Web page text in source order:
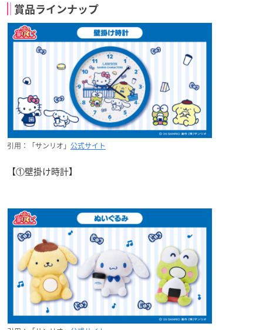
賞品ラインナップ
引用：「サンリオ」 公式サイト
【①壁掛け時計】